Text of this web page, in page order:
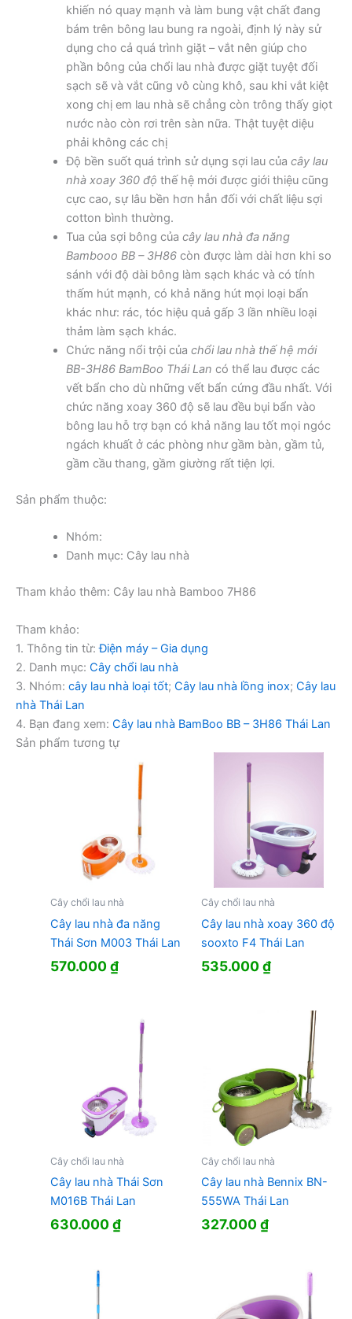
khiến nó quay mạnh và làm bung vật chất đang
bám trên bông lau bung ra ngoài, định lý này sử
dụng cho cả quá trình giặt – vắt nên giúp cho
phần bông của chổi lau nhà được giặt tuyệt đối
sạch sẽ và vắt cũng vô cùng khô, sau khi vắt kiệt
xong chị em lau nhà sẽ chẳng còn trông thấy giọt
nước nào còn rơi trên sàn nữa. Thật tuyệt diệu
phải không các chị
Độ bền suốt quá trình sử dụng sợi lau của cây lau
nhà xoay 360 độ thế hệ mới được giới thiệu cũng
cực cao, sự lâu bền hơn hẳn đối với chất liệu sợi
cotton bình thường.
Tua của sợi bông của cây lau nhà đa năng
Bambooo BB – 3H86còn được làm dài hơn khi so
sánh với độ dài bông làm sạch khác và có tính
thấm hút mạnh, có khả năng hút mọi loại bẩn
khác như: rác, tóc hiệu quả gấp 3 lần nhiều loại
thảm làm sạch khác.
Chức năng nổi trội của chổi lau nhà thế hệ mới
BB-3H86 BamBoo Thái Lan có thể lau được các
vết bẩn cho dù những vết bẩn cứng đầu nhất. Với
chức năng xoay 360 độ sẽ lau đều bụi bẩn vào
bông lau hỗ trợ bạn có khả năng lau tốt mọi ngóc
ngách khuất ở các phòng như gầm bàn, gầm tủ,
gầm cầu thang, gầm giường rất tiện lợi.
Sản phẩm thuộc:
Nhóm:
Danh mục: Cây lau nhà
Tham khảo thêm: Cây lau nhà Bamboo 7H86
Tham khảo:
1. Thông tin từ:Điện máy – Gia dụng
2. Danh mục: Cây chổi lau nhà
3. Nhóm: cây lau nhà loại tốt; Cây lau nhà lồng inox; Cây lau
nhà Thái Lan
4. Bạn đang xem: Cây lau nhà BamBoo BB – 3H86 Thái Lan
Sản phẩm tương tự
Cây chổi lau nhà
Cây lau nhà đa năng
Thái Sơn M003 Thái Lan
570.000₫
Cây chổi lau nhà
Cây lau nhà xoay 360 độ
sooxto F4 Thái Lan
535.000₫
Cây chổi lau nhà
Cây lau nhà Thái Sơn
M016B Thái Lan
630.000₫
Cây chổi lau nhà
Cây lau nhà Bennix BN-
555WA Thái Lan
327.000₫